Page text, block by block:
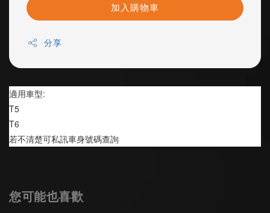
加入購物車
分享
適用車型:
T5
T6
若不清楚可私訊車身號碼查詢
您可能也喜歡